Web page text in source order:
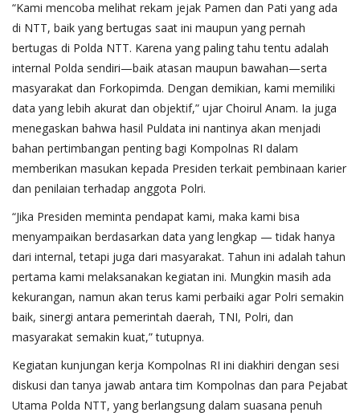
“Kami mencoba melihat rekam jejak Pamen dan Pati yang ada
di NTT, baik yang bertugas saat ini maupun yang pernah
bertugas di Polda NTT. Karena yang paling tahu tentu adalah
internal Polda sendiri—baik atasan maupun bawahan—serta
masyarakat dan Forkopimda. Dengan demikian, kami memiliki
data yang lebih akurat dan objektif,” ujar Choirul Anam. Ia juga
menegaskan bahwa hasil Puldata ini nantinya akan menjadi
bahan pertimbangan penting bagi Kompolnas RI dalam
memberikan masukan kepada Presiden terkait pembinaan karier
dan penilaian terhadap anggota Polri.
“Jika Presiden meminta pendapat kami, maka kami bisa
menyampaikan berdasarkan data yang lengkap — tidak hanya
dari internal, tetapi juga dari masyarakat. Tahun ini adalah tahun
pertama kami melaksanakan kegiatan ini. Mungkin masih ada
kekurangan, namun akan terus kami perbaiki agar Polri semakin
baik, sinergi antara pemerintah daerah, TNI, Polri, dan
masyarakat semakin kuat,” tutupnya.
Kegiatan kunjungan kerja Kompolnas RI ini diakhiri dengan sesi
diskusi dan tanya jawab antara tim Kompolnas dan para Pejabat
Utama Polda NTT, yang berlangsung dalam suasana penuh